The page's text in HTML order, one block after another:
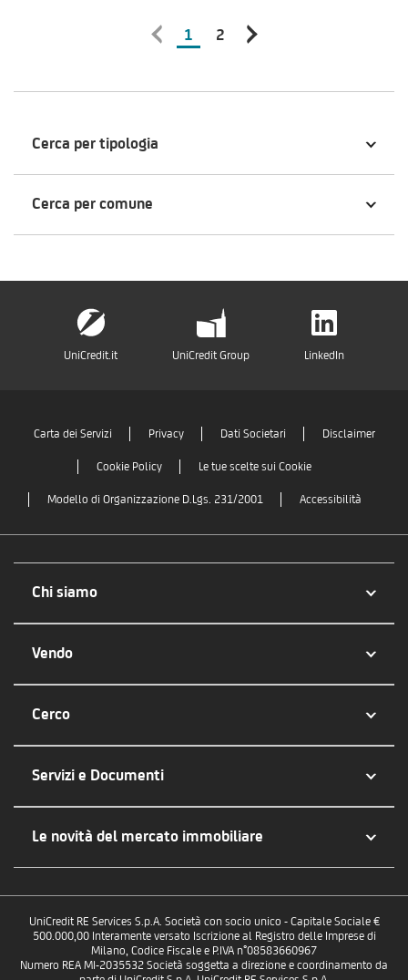
1 2
Cerca per tipologia
Cerca per comune
UniCredit.it UniCredit Group LinkedIn
Carta dei Servizi Privacy Dati Societari Disclaimer
Cookie Policy Le tue scelte sui Cookie
Modello di Organizzazione D.Lgs. 231/2001 Accessibilità
Chi siamo
Vendo
Cerco
Servizi e Documenti
Le novità del mercato immobiliare
UniCredit RE Services S.p.A. Società con socio unico - Capitale Sociale €
500.000,00 Interamente versato Iscrizione al Registro delle Imprese di
Milano, Codice Fiscale e P.IVA n°08583660967
Numero REA MI-2035532 Società soggetta a direzione e coordinamento da